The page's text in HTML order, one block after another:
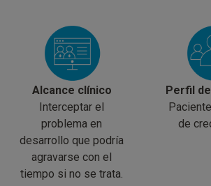
Alcance clínico
Interceptar el
problema en
desarrollo que podría
agravarse con el
tiempo si no se trata.
Perfil
de